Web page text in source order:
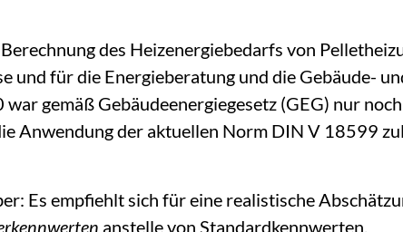
des Heizenergiebedarfs von
und für die Energieberatung und die Gebäude-
gemäß Gebäudeenergiegesetz (GEG) nur
Anwendung der aktuellen Norm DIN V 18599
Es empfiehlt sich für eine realistische
anstelle von Standardkennwerten.